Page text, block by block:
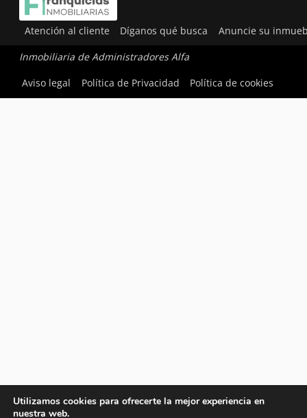
Atención al cliente Díganos qué busca Anuncie su
Inmobiliaria de Administradores Alfa
Aviso legal
Política de Privacidad Política de cookies
Utilizamos cookies para ofrecerte la mejor experiencia en
nuestra web.